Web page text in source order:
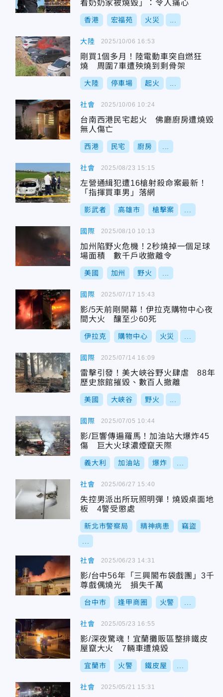
看奶奶家被燒毀」：令人痛心
香港 宏福苑 火災
大陸
剛買1個多月！陸電動車突自燃狂
燒 周圍7車遭殃燒到剩骨架
大陸 停車場 起火
2025/10/06 16:53
社會
台南西港民宅起火 佛廳廚房遭燒毀
無人傷亡
西港 民宅 廚房
2025/10/06 10:24
社會
左營通緝犯遭16槍射殺命案最新！
「指揮買車男」落網
影武者 高雄市 槍擊案
2025/08/23 15:15
國際
加州陷野火危機！2秒燒掉一個足球
場面積 數千戶收撤離令
美國 加州 野火
2025/08/10 10:13
國際
影/5天前剛開幕！伊拉克購物中心夜
間大火 釀至少60死
伊拉克 購物中心 火災
2025/07/17 15:43
國際
雷擊引發！美大峽谷野火肆虐 88年
歷史旅館摧毀、數百人撤離
美國 大峽谷 野火
2025/07/14 16:09
國際
影/巨響傳遍羅馬！加油站大爆炸45
傷 巨大火球濃煙竄天際
義大利 加油站 爆炸
2025/07/05 10:44
社會
失控男派出所玩照明彈！燒毀桌面地
板 4警受懲處
新北市警察局 精神病患 竊盜
2025/06/27 15:40
社會
影/台中56年「三興閣布袋戲團」3千
尊戲偶燒光 損失千萬
台中市 逢甲商圈 火警
2025/06/23 14:31
社會
影/深夜驚魂！宜蘭攤販區整排鐵皮
屋竄大火 7輛車遭燒毀
宜蘭市 火警 鐵皮屋
2025/05/23 16:55
社會 2025/05/21 15:31